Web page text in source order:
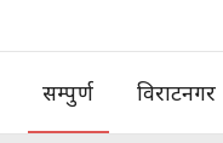
सम्पुर्ण विराटनगर